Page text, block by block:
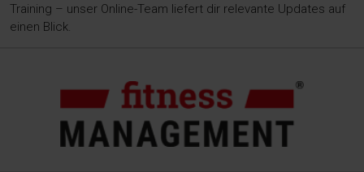
Training – unser Online-Team liefert dir relevante Updates auf
einen Blick.